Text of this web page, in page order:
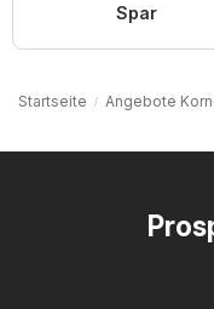
Spar
Startseite Angebote